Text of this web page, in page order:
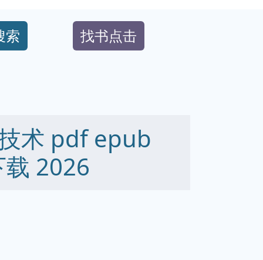
索 找书点击
术 pdf epub
2026